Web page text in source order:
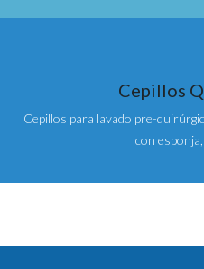
Cepillos
Cepillos para lavado pre-
con